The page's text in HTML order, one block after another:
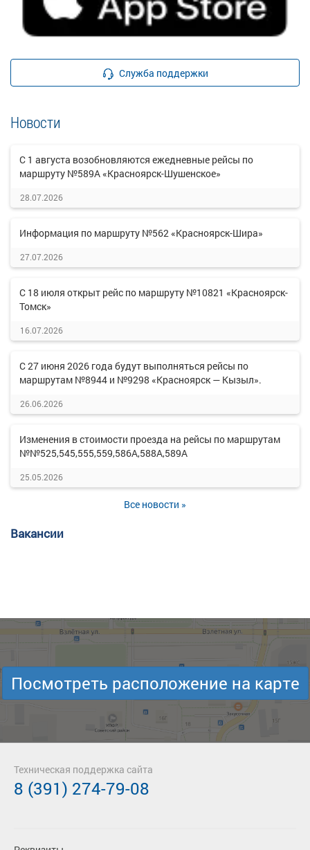
Служба поддержки
Новости
С 1 августа возобновляются ежедневные рейсы по
маршруту №589А «Красноярск-Шушенское»
28.07.2026
Информация по маршруту №562 «Красноярск-Шира»
27.07.2026
С 18 июля открыт рейс по маршруту №10821 «Красноярск-
Томск»
16.07.2026
С 27 июня 2026 года будут выполняться рейсы по
маршрутам №8944 и №9298 «Красноярск — Кызыл».
26.06.2026
Изменения в стоимости проезда на рейсы по маршрутам
№№525,545,555,559,586А,588А,589А
25.05.2026
Все новости »
Вакансии
Посмотреть расположение на карте
Техническая поддержка сайта
8 (391) 274-79-08